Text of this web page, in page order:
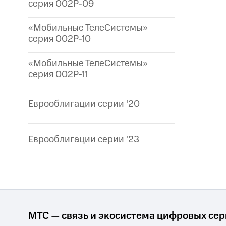
серия 002P-09
«Мобильные ТелеСистемы»
серия 002P-10
«Мобильные ТелеСистемы»
серия 002P-11
Еврооблигации серии '20
Еврооблигации серии '23
МТС — связь и экосистема цифровых